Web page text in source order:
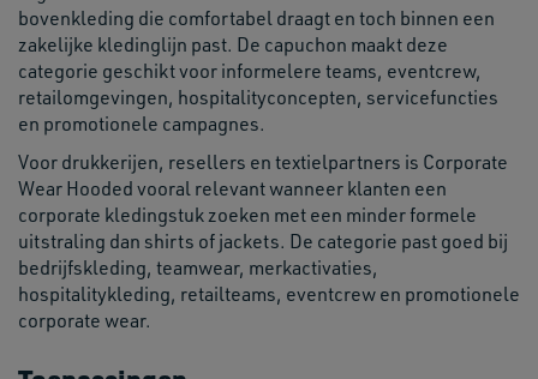
bovenkleding die comfortabel draagt en toch binnen een
zakelijke kledinglijn past. De capuchon maakt deze
categorie geschikt voor informelere teams, eventcrew,
retailomgevingen, hospitalityconcepten, servicefuncties
en promotionele campagnes.
Voor drukkerijen, resellers en textielpartners is Corporate
Wear Hooded vooral relevant wanneer klanten een
corporate kledingstuk zoeken met een minder formele
uitstraling dan shirts of jackets. De categorie past goed bij
bedrijfskleding, teamwear, merkactivaties,
hospitalitykleding, retailteams, eventcrew en promotionele
corporate wear.